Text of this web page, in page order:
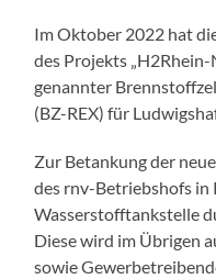
Im Oktober 2022 hat
des Projekts
genannter
(BZ-REX) für
Zur Betankung der
des rnv-Betriebshofs in
Wasserstofftankstelle
Diese wird im Übrigen
sowie